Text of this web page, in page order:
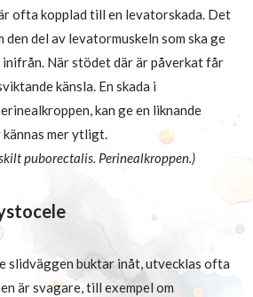
ofta kopplad till en levatorskada. Det
del av levatormuskeln som ska ge
När stödet där är påverkat får
känsla. En skada i
kan ge en liknande
mer ytligt.
puborectalis. Perinealkroppen.)
slidväggen buktar inåt, utvecklas ofta
är svagare, till exempel om